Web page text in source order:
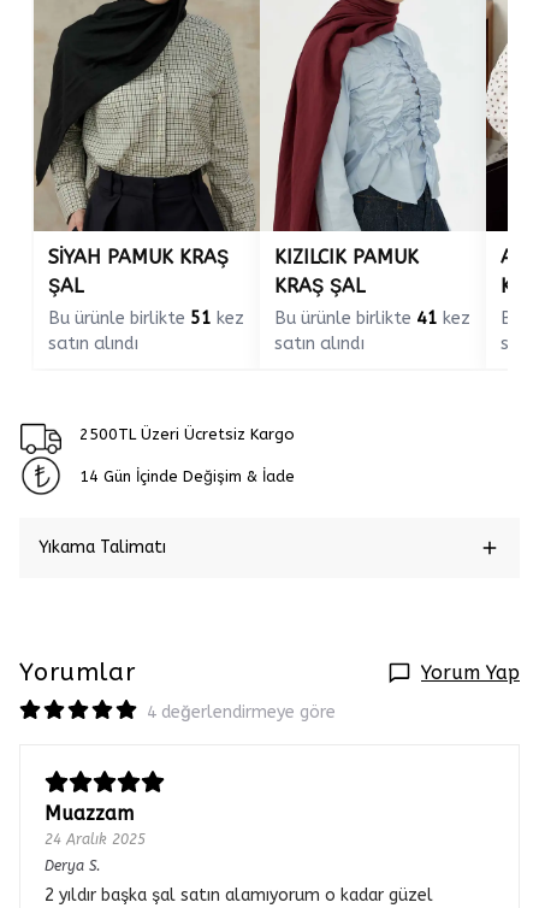
SİYAH PAMUK KRAŞ
ŞAL
Bu ürünle birlikte 51 kez
satın alındı
KIZILCIK PAMUK
KRAŞ ŞAL
Bu ürünle birlikte 41 kez
satın alındı
ACI
Bu
2500TL Üzeri Ücretsiz Kargo
14 Gün İçinde Değişim & İade
Yıkama Talimatı
Yorumlar Yorum Yap
4 değerlendirmeye göre
Muazzam
24 Aralık 2025
Derya S.
2 yıldır başka şal satın alamıyorum o kadar güzel